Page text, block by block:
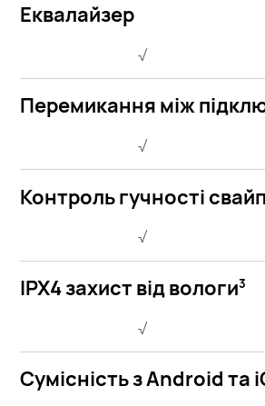
Еквалайзер
√
Перемикання між
√
Контроль гучності
√
IPX4 захист від вологи3
√
Сумісність з Android та